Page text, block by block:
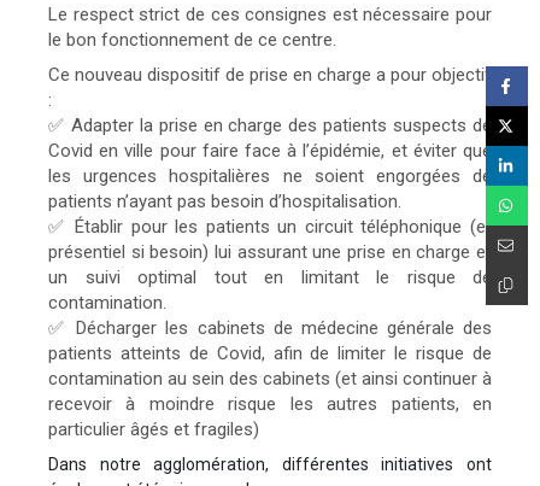
Le respect strict de ces consignes est nécessaire pour
le bon fonctionnement de ce centre.
Ce nouveau dispositif de prise en charge a pour objectif
:
✅ Adapter la prise en charge des patients suspects de
Covid en ville pour faire face à l’épidémie, et éviter que
les urgences hospitalières ne soient engorgées de
patients n’ayant pas besoin d’hospitalisation.
✅ Établir pour les patients un circuit téléphonique (et
présentiel si besoin) lui assurant une prise en charge et
un suivi optimal tout en limitant le risque de
contamination.
✅ Décharger les cabinets de médecine générale des
patients atteints de Covid, afin de limiter le risque de
contamination au sein des cabinets (et ainsi continuer à
recevoir à moindre risque les autres patients, en
particulier âgés et fragiles)
Dans notre agglomération, différentes initiatives ont